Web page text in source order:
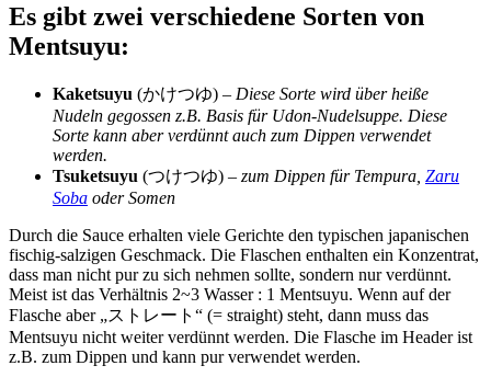
Es gibt zwei verschiedene Sorten von
Mentsuyu:
Kaketsuyu (かけつゆ) – Diese Sorte wird über heiße
Nudeln gegossen z.B. Basis für Udon-Nudelsuppe. Diese
Sorte kann aber verdünnt auch zum Dippen verwendet
werden.
Tsuketsuyu (つけつゆ) – zum Dippen für Tempura, Zaru
Soba oder Somen
Durch die Sauce erhalten viele Gerichte den typischen japanischen
fischig-salzigen Geschmack. Die Flaschen enthalten ein Konzentrat,
dass man nicht pur zu sich nehmen sollte, sondern nur verdünnt.
Meist ist das Verhältnis 2~3 Wasser : 1 Mentsuyu. Wenn auf der
Flasche aber „ストレート“ (= straight) steht, dann muss das
Mentsuyu nicht weiter verdünnt werden. Die Flasche im Header ist
z.B. zum Dippen und kann pur verwendet werden.